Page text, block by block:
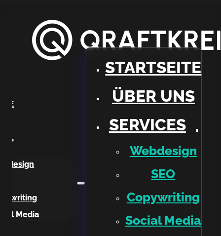
Media
STARTSEITE
ÜBER UNS
SERVICES
Webdesign
SEO
Copywriting
Social Media